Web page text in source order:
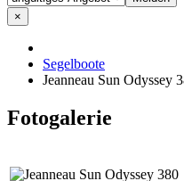
×
Segelboote
Jeanneau Sun Odyssey
Fotogalerie